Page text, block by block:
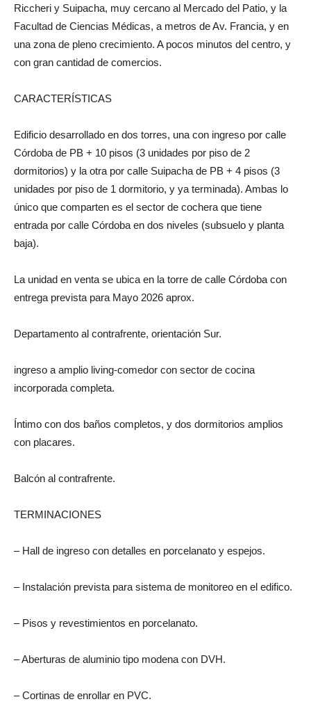
Riccheri y Suipacha, muy cercano al Mercado del Patio, y la
Facultad de Ciencias Médicas, a metros de Av. Francia, y en
una zona de pleno crecimiento. A pocos minutos del centro, y
con gran cantidad de comercios.
CARACTERÍSTICAS
Edificio desarrollado en dos torres, una con ingreso por calle
Córdoba de PB + 10 pisos (3 unidades por piso de 2
dormitorios) y la otra por calle Suipacha de PB + 4 pisos (3
unidades por piso de 1 dormitorio, y ya terminada). Ambas lo
único que comparten es el sector de cochera que tiene
entrada por calle Córdoba en dos niveles (subsuelo y planta
baja).
La unidad en venta se ubica en la torre de calle Córdoba con
entrega prevista para Mayo 2026 aprox.
Departamento al contrafrente, orientación Sur.
ingreso a amplio living-comedor con sector de cocina
incorporada completa.
Íntimo con dos baños completos, y dos dormitorios amplios
con placares.
Balcón al contrafrente.
TERMINACIONES
– Hall de ingreso con detalles en porcelanato y espejos.
– Instalación prevista para sistema de monitoreo en el edifico.
– Pisos y revestimientos en porcelanato.
– Aberturas de aluminio tipo modena con DVH.
– Cortinas de enrollar en PVC.